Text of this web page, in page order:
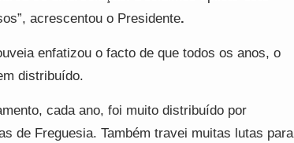
acrescentou o Presidente.
enfatizou o facto de que todos os anos, o
distribuído.
cada ano, foi muito distribuído por
de Freguesia. Também travei muitas lutas para